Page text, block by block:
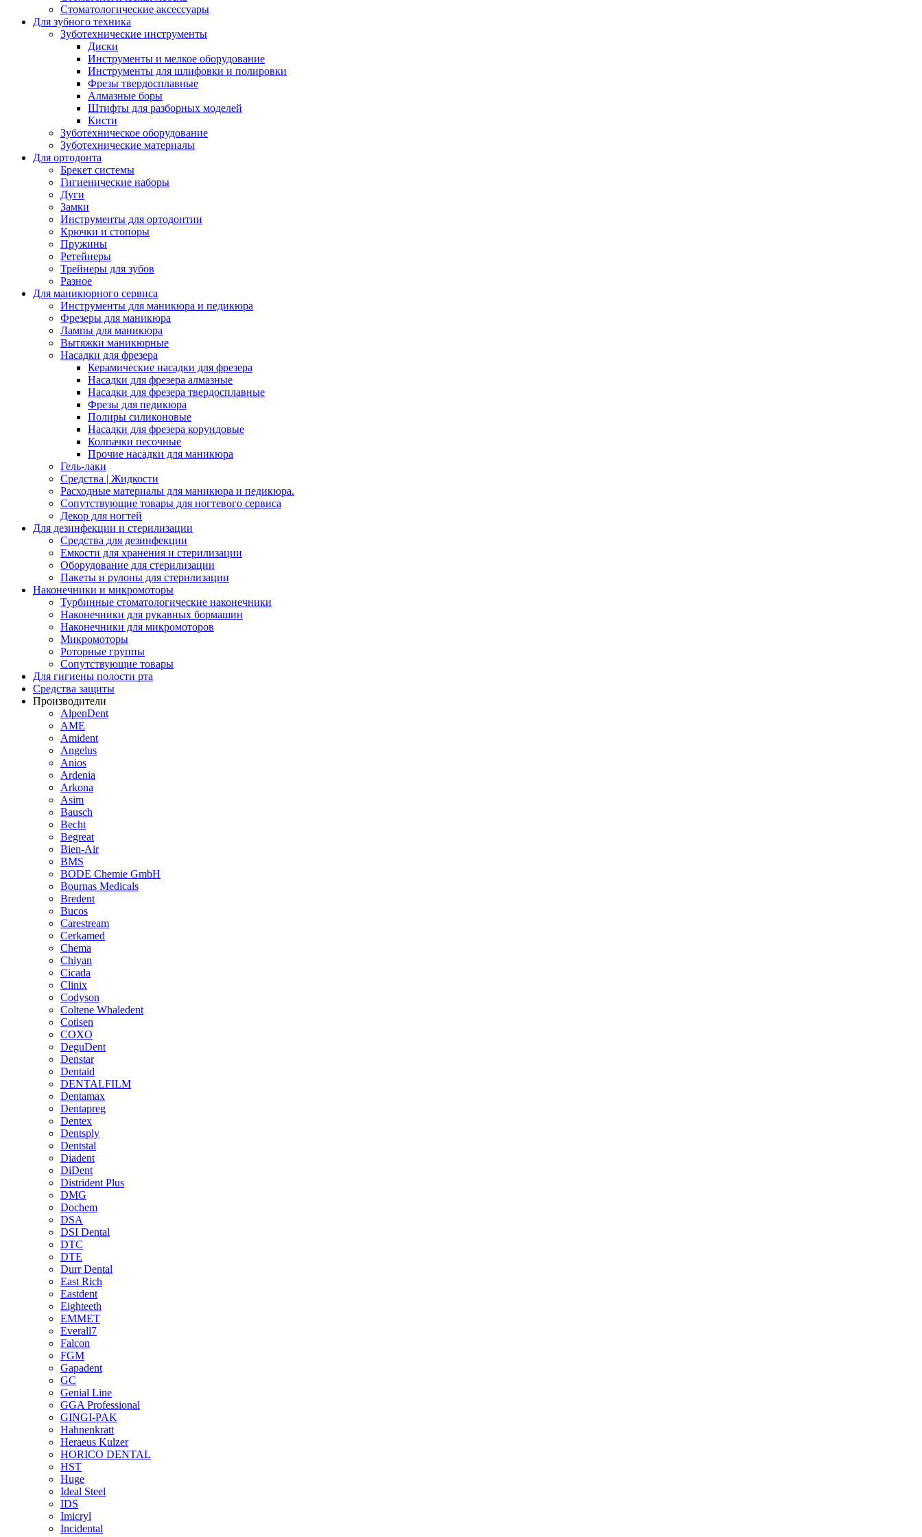
Стоматологические аксессуары
Для зубного техника
Зуботехнические инструменты
Диски
Инструменты и мелкое оборудование
Инструменты для шлифовки и полировки
Фрезы твердосплавные
Алмазные боры
Штифты для разборных моделей
Кисти
Зуботехническое оборудование
Зуботехнические материалы
Для ортодонта
Брекет системы
Гигиенические наборы
Дуги
Замки
Инструменты для ортодонтии
Крючки и стопоры
Пружины
Ретейнеры
Трейнеры для зубов
Разное
Для маникюрного сервиса
Инструменты для маникюра и педикюра
Фрезеры для маникюра
Лампы для маникюра
Вытяжки маникюрные
Насадки для фрезера
Керамические насадки для фрезера
Насадки для фрезера алмазные
Насадки для фрезера твердосплавные
Фрезы для педикюра
Полиры силиконовые
Насадки для фрезера корундовые
Колпачки песочные
Прочие насадки для маникюра
Гель-лаки
Средства | Жидкости
Расходные материалы для маникюра и педикюра.
Сопутствующие товары для ногтевого сервиса
Декор для ногтей
Для дезинфекции и стерилизации
Средства для дезинфекции
Емкости для хранения и стерилизации
Оборудование для стерилизации
Пакеты и рулоны для стерилизации
Наконечники и микромоторы
Турбинные стоматологические наконечники
Наконечники для рукавных бормашин
Наконечники для микромоторов
Микромоторы
Роторные группы
Сопутствующие товары
Для гигиены полости рта
Средства защиты
Производители
AlpenDent
AME
Amident
Angelus
Anios
Ardenia
Arkona
Asim
Bausch
Becht
Begreat
Bien-Air
BMS
BODE Chemie GmbH
Bournas Medicals
Bredent
Bucos
Carestream
Cerkamed
Chema
Chiyan
Cicada
Clinix
Codyson
Coltene Whaledent
Cotisen
COXO
DeguDent
Denstar
Dentaid
DENTALFILM
Dentamax
Dentapreg
Dentex
Dentsply
Dentstal
Diadent
DiDent
Distrident Plus
DMG
Dochem
DSA
DSI Dental
DTC
DTE
Durr Dental
East Rich
Eastdent
Eighteeth
EMMET
Everall7
Falcon
FGM
Gapadent
GC
Genial Line
GGA Professional
GINGI-PAK
Hahnenkratt
Heraeus Kulzer
HORICO DENTAL
HST
Huge
Ideal Steel
IDS
Imicryl
Incidental